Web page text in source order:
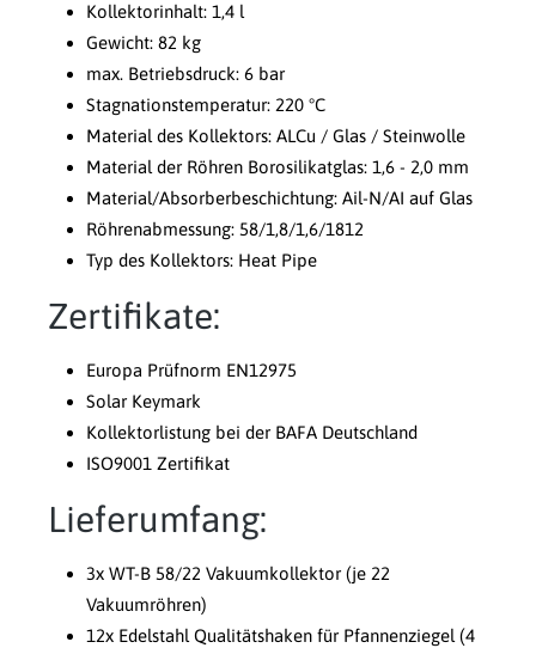
Kollektorinhalt: 1,4 l
Gewicht: 82 kg
max. Betriebsdruck: 6 bar
Stagnationstemperatur: 220 °C
Material des Kollektors: ALCu / Glas / Steinwolle
Material der Röhren Borosilikatglas: 1,6 - 2,0 mm
Material/Absorberbeschichtung: Ail-N/AI auf Glas
Röhrenabmessung: 58/1,8/1,6/1812
Typ des Kollektors: Heat Pipe
Zertifikate:
Europa Prüfnorm EN12975
Solar Keymark
Kollektorlistung bei der BAFA Deutschland
ISO9001 Zertifikat
Lieferumfang:
3x WT-B 58/22 Vakuumkollektor (je 22
Vakuumröhren)
12x Edelstahl Qualitätshaken für Pfannenziegel (4